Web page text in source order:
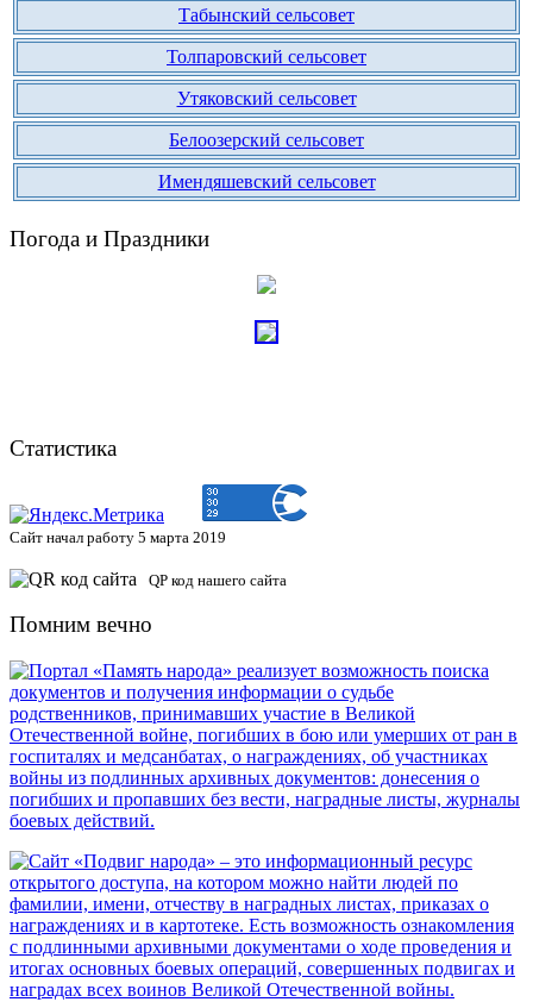
Табынский сельсовет
Толпаровский сельсовет
Утяковский сельсовет
Белоозерский сельсовет
Имендяшевский сельсовет
Погода и Праздники
Статистика
Сайт начал работу 5 марта 2019
QP код нашего сайта
Помним вечно